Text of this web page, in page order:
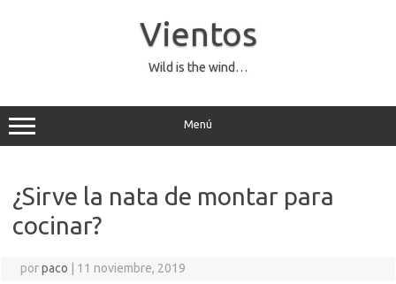
Vientos
Wild is the wind…
Menú
¿Sirve la nata de montar para
cocinar?
porpaco 11 noviembre, 2019